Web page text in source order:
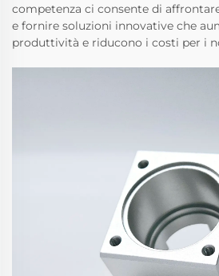
competenza ci consente di
e fornire soluzioni innovative che
produttività e riducono i costi per i